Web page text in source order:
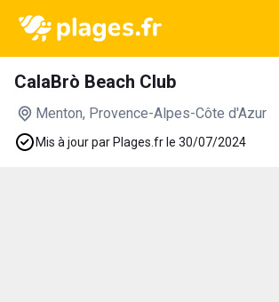
CalaBrò Beach Club
Menton, Provence-Alpes-Côte d'Azur
Mis à jour par Plages.fr le 30/07/2024